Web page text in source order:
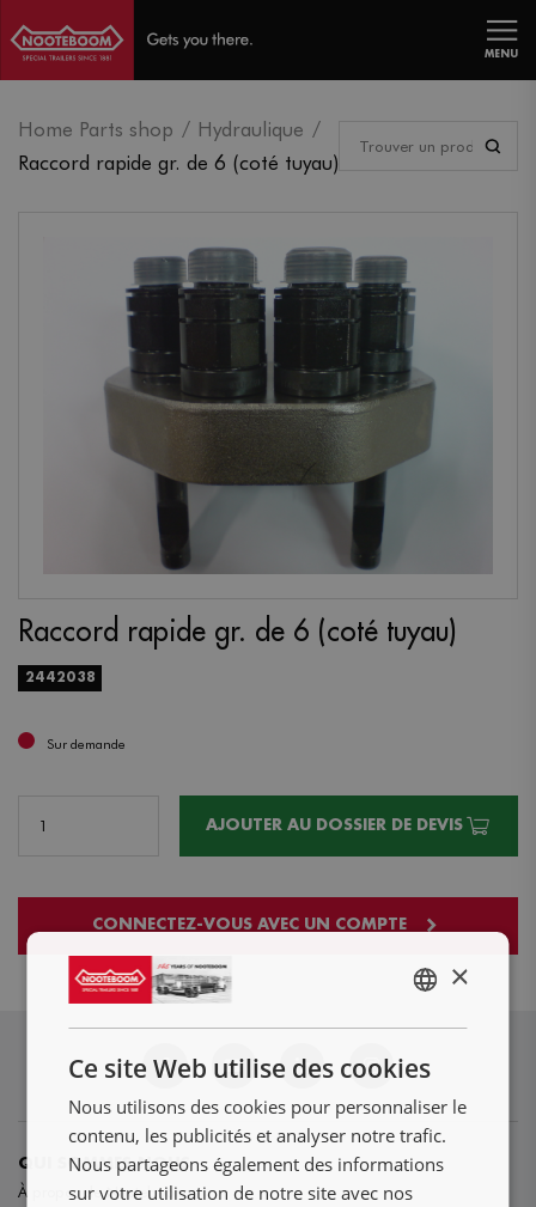
MENU
Home Parts shop
Hydraulique
Raccord rapide gr. de 6 (coté tuyau)
Raccord rapide gr. de 6 (coté tuyau)
2442038
Sur demande
AJOUTER AU DOSSIER DE DEVIS
CONNECTEZ-VOUS AVEC UN COMPTE
QUI SOMMES NOUS
À propos de Nooteboom
×
Ce site Web utilise des cookies
Nous utilisons des cookies pour personnaliser le
contenu, les publicités et analyser notre trafic.
Nous partageons également des informations
sur votre utilisation de notre site avec nos